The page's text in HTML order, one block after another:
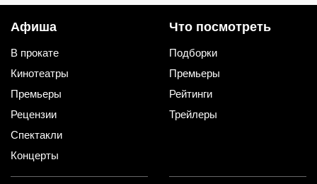
Афиша
В прокате
Кинотеатры
Премьеры
Рецензии
Спектакли
Концерты
Что посмотреть
Подборки
Премьеры
Рейтинги
Трейлеры